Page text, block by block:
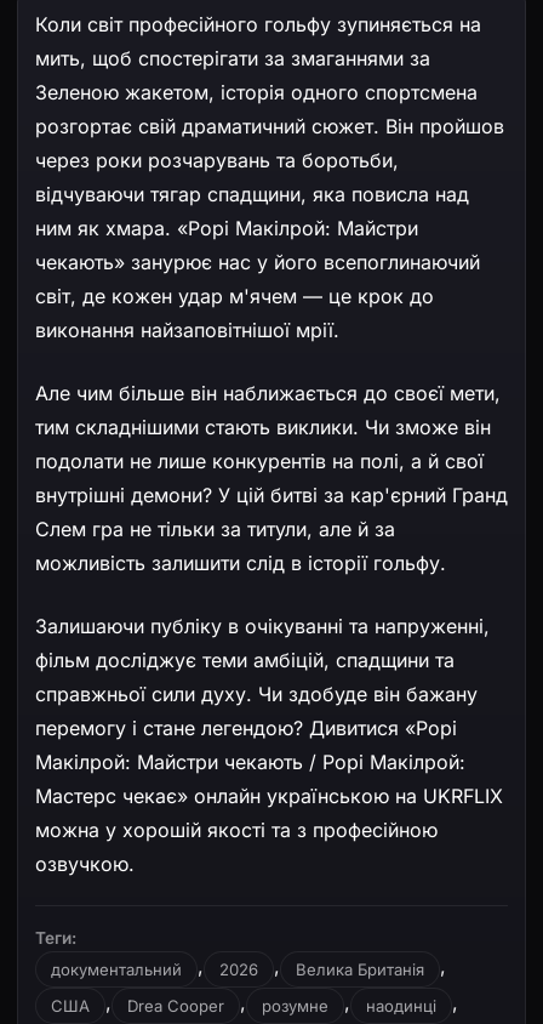
Коли світ професійного гольфу зупиняється на
мить, щоб спостерігати за змаганнями за
Зеленою жакетом, історія одного спортсмена
розгортає свій драматичний сюжет. Він пройшов
через роки розчарувань та боротьби,
відчуваючи тягар спадщини, яка повисла над
ним як хмара. «Рорі Макілрой: Майстри
чекають» занурює нас у його всепоглинаючий
світ, де кожен удар м'ячем — це крок до
виконання найзаповітнішої мрії.
Але чим більше він наближається до своєї мети,
тим складнішими стають виклики. Чи зможе він
подолати не лише конкурентів на полі, а й свої
внутрішні демони? У цій битві за кар'єрний Гранд
Слем гра не тільки за титули, але й за
можливість залишити слід в історії гольфу.
Залишаючи публіку в очікуванні та напруженні,
фільм досліджує теми амбіцій, спадщини та
справжньої сили духу. Чи здобуде він бажану
перемогу і стане легендою? Дивитися «Рорі
Макілрой: Майстри чекають / Рорі Макілрой:
Мастерс чекає» онлайн українською на UKRFLIX
можна у хорошій якості та з професійною
озвучкою.
Теги:
документальний
, 2026 , Велика Британія ,
США , Drea Cooper , розумне , наодинці ,